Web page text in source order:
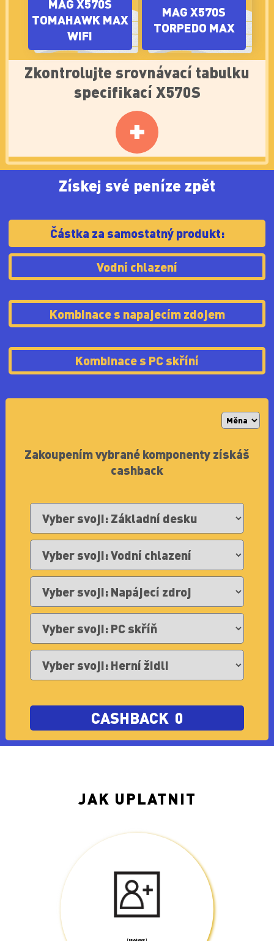
Zkontrolujte srovnávací tabulku
specifikací X570S
+
MAG CORELIQUID
240R
Více info
Získej své peníze zpět
Částka za samostatný produkt:
Vodní chlazení
Kombinace s napajecím zdojem
Kombinace s PC skříní
Zakoupením vybrané komponenty získáš
CASHBACK 0
[ PRVNÍ KROK ]